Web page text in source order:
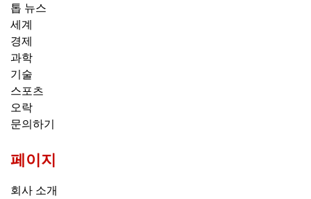
톱 뉴스
세계
경제
과학
기술
스포츠
오락
문의하기
페이지
회사 소개